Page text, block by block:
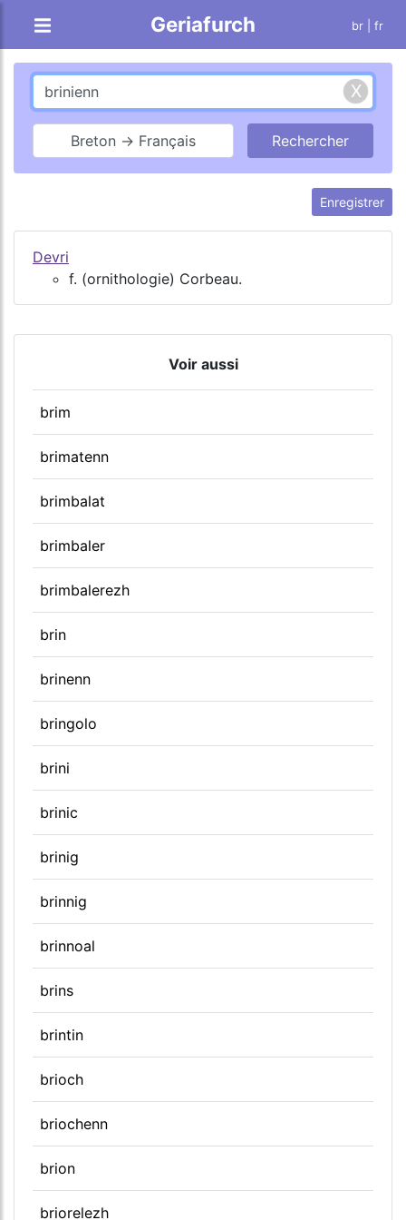
Geriafurch br | fr
Breton → Français
Enregistrer
Devri
f. (ornithologie) Corbeau.
Voir aussi
brim
brimatenn
brimbalat
brimbaler
brimbalerezh
brin
brinenn
bringolo
brini
brinic
brinig
brinnig
brinnoal
brins
brintin
brioch
briochenn
brion
briorelezh